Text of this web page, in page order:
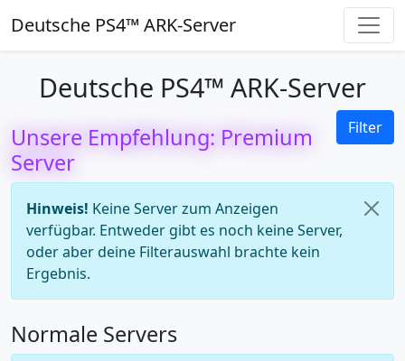
Deutsche PS4™ ARK-Server
Deutsche PS4™ ARK-Server
Filter
Unsere Empfehlung: Premium
Server
Hinweis! Keine Server zum Anzeigen
verfügbar. Entweder gibt es noch keine Server,
oder aber deine Filterauswahl brachte kein
Ergebnis.
Normale Servers